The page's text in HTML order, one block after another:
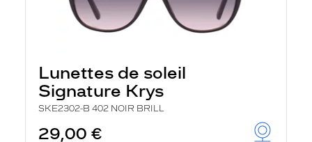
Lunettes de soleil
Signature Krys
SKE2302-B 402 NOIR BRILL
29,00 €